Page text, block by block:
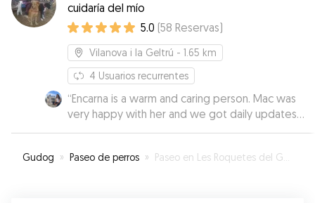
cuidaría del mío
5.0 (58 Reservas)
Vilanova i la Geltrú - 1.65 km
4 Usuarios recurrentes
“Encarna is a warm and caring person. Mac was
very happy with her and we got daily updates
with photos. So glad we discovered her for our
Gudog » Paseo de perros » Paseo en Les Roquetes del Garraf